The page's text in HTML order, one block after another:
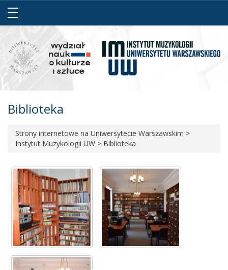
Biblioteka
Strony internetowe na Uniwersytecie Warszawskim >
Instytut Muzykologii UW > Biblioteka